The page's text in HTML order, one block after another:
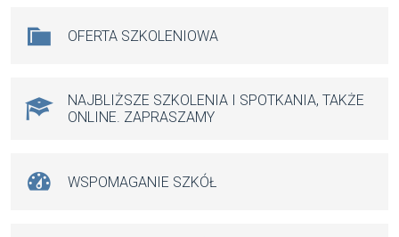
o
k
A
p
g
OFERTA SZKOLENIOWA
NAJBLIŻSZE SZKOLENIA I SPOTKANIA, TAKŻE
ONLINE. ZAPRASZAMY
WSPOMAGANIE SZKÓŁ